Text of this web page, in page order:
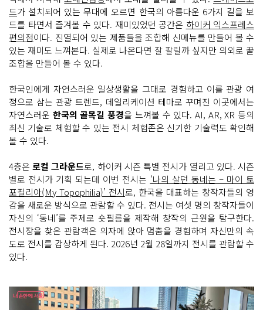
드가 설치되어 있는 무대에 오르면 한국의 아름다운 6가지 길을 보
드를 타면서 즐겨볼 수 있다. 재미있었던 공간은 하이커 익스프레스
편의점이다. 진열되어 있는 제품들을 조합해 신메뉴를 만들어 볼 수
있는 재미도 느껴본다. 실제로 나온다면 잘 팔릴까 싶지만 의외로 꿀
조합을 만들어 볼 수 있다.
한국인에게 자연스러운 일상생활을 그대로 경험하고 이를 관광 여
정으로 삼는 관광 트렌드, 데일리케이션 테마로 꾸며진 이곳에서는
자연스러운 한국의 골목길 풍경을 느껴볼 수 있다. AI, AR, XR 등의
최신 기술로 체험할 수 있는 전시 체험존은 신기한 기술력도 확인해
볼 수 있다.
4층은로컬 그라운드로, 하이커 시즌 특별 전시가 열리고 있다. 시즌
별로 전시가 기획 되는데 이번 전시는 ‘나의 살던 동네는 – 마이 토
포필리아(My Topophilia)’ 전시로, 한국을 대표하는 창작자들의 영
감을 새로운 방식으로 관람할 수 있다. 전시는 여섯 명의 창작자들이
자신의 ‘동네’를 주제로 숏필름을 제작해 창작의 근원을 탐구한다.
전시장을 찾은 관람객은 의자에 앉아 멈춤을 경험하며 자신만의 속
도로 전시를 감상하게 된다. 2026년 2월 28일까지 전시를 관람할 수
있다.